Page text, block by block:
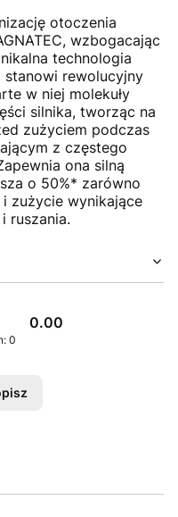
otoczenia
wzbogacając
technologia
stanowi rewolucyjny
w niej molekuły
silnika, tworząc na
zużyciem podczas
z częstego
ona silną
o 50%* zarówno
zużycie wynikające
ruszania.
0.00
0